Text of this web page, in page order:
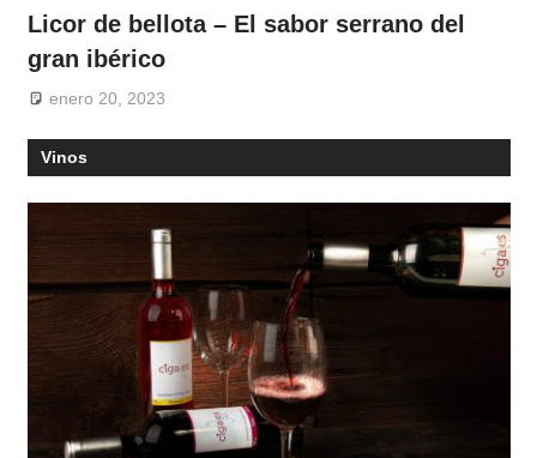
Licor de bellota – El sabor serrano del
gran ibérico
enero 20, 2023
Vinos